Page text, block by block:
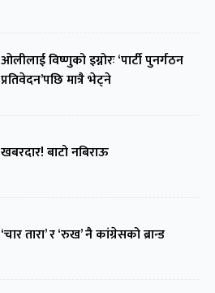
ओलीलाई विष्णुको इग्नोरः ‘पार्टी पुनर्गठन
प्रतिवेदन’पछि मात्रै भेट्ने
खबरदार! बाटो नबिराऊ
‘चार तारा’ र ‘रुख’ नै कांग्रेसको ब्रान्ड